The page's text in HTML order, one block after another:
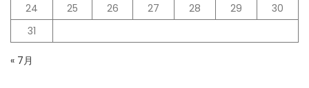
24
25 26 27 28 29
30
31
« 7月